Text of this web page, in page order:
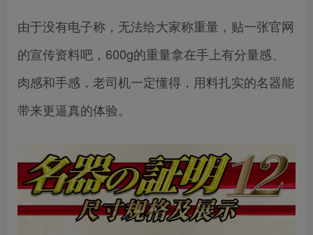
由于没有电子称，无法给大家称重量，贴一张官网
的宣传资料吧，600g的重量拿在手上有分量感、
肉感和手感，老司机一定懂得，用料扎实的名器能
带来更逼真的体验。